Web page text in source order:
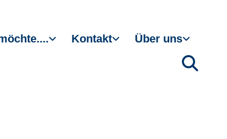
Kontakt Über uns